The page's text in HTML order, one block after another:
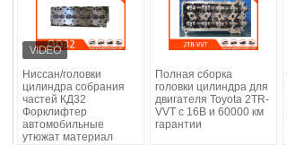
Ниссан/головки
цилиндра собрания
частей КД32
Форклифтер
автомобильные
утюжат материал
Полная сборка
головки цилиндра для
двигателя Toyota 2TR-
VVT с 16В и 60000 км
гарантии